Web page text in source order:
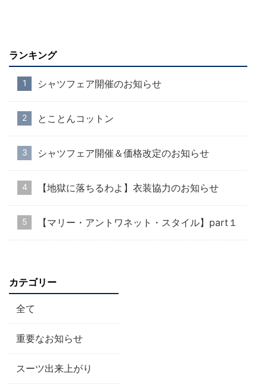
ランキング
シャツフェア開催のお知らせ
とことんコットン
シャツフェア開催＆価格改定のお知らせ
【地獄に落ちるわよ】衣装協力のお知らせ
【マリー・アントワネット・スタイル】part１
カテゴリー
全て
重要なお知らせ
スーツ出来上がり